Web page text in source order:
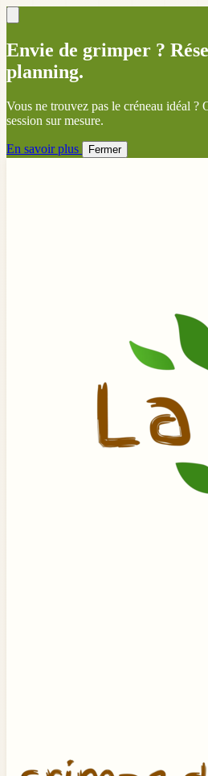
Envie de grimper ?
planning.
Vous ne trouvez pas le créneau idéal ?
session sur mesure.
En savoir plus Fermer